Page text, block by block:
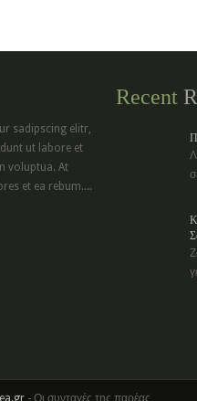
sadipscing elitr,
ut labore et
voluptua. At
et ea rebum....
Recent
- Οι συνταγές της παρέας